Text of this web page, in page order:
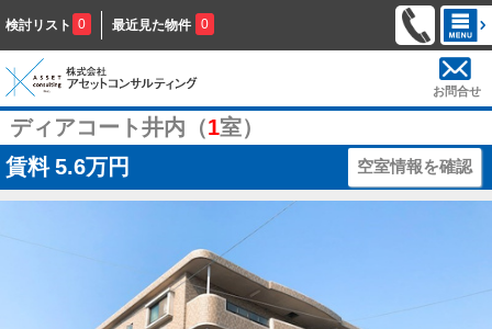
検討リスト 0 最近見た物件 0
お問合せ
ディアコート井内（1室）
賃料 5.6万円 空室情報を確認